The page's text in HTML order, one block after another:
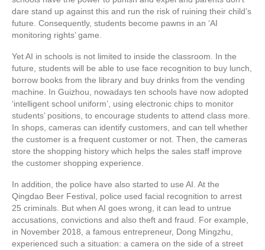
dare stand up against this and run the risk of ruining their child’s
future. Consequently, students become pawns in an ‘AI
monitoring rights’ game.
Yet AI in schools is not limited to inside the classroom. In the
future, students will be able to use face recognition to buy lunch,
borrow books from the library and buy drinks from the vending
machine. In Guizhou, nowadays ten schools have now adopted
‘intelligent school uniform’, using electronic chips to monitor
students’ positions, to encourage students to attend class more.
In shops, cameras can identify customers, and can tell whether
the customer is a frequent customer or not. Then, the cameras
store the shopping history which helps the sales staff improve
the customer shopping experience.
In addition, the police have also started to use AI. At the
Qingdao Beer Festival, police used facial recognition to arrest
25 criminals. But when AI goes wrong, it can lead to untrue
accusations, convictions and also theft and fraud. For example,
in November 2018, a famous entrepreneur, Dong Mingzhu,
experienced such a situation: a camera on the side of a street